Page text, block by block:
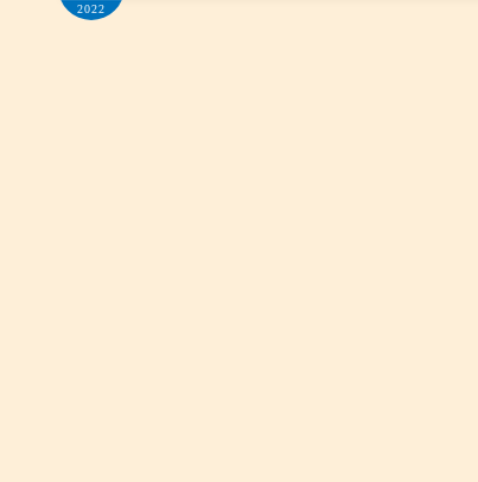
2022